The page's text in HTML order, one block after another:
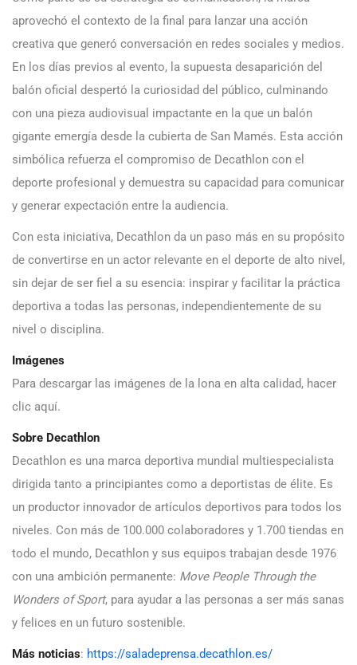
aprovechó el contexto de la final para lanzar una acción
creativa que generó conversación en redes sociales y medios.
En los días previos al evento, la supuesta desaparición del
balón oficial despertó la curiosidad del público, culminando
con una pieza audiovisual impactante en la que un balón
gigante emergía desde la cubierta de San Mamés. Esta acción
simbólica refuerza el compromiso de Decathlon con el
deporte profesional y demuestra su capacidad para comunicar
y generar expectación entre la audiencia.
Con esta iniciativa, Decathlon da un paso más en su propósito
de convertirse en un actor relevante en el deporte de alto nivel,
sin dejar de ser fiel a su esencia: inspirar y facilitar la práctica
deportiva a todas las personas, independientemente de su
nivel o disciplina.
Imágenes
Para descargar las imágenes de la lona en alta calidad, hacer
clic aquí.
Sobre Decathlon
Decathlon es una marca deportiva mundial multiespecialista
dirigida tanto a principiantes como a deportistas de élite. Es
un productor innovador de artículos deportivos para todos los
niveles. Con más de 100.000 colaboradores y 1.700 tiendas en
todo el mundo, Decathlon y sus equipos trabajan desde 1976
con una ambición permanente: Move People Through the
Wonders of Sport, para ayudar a las personas a ser más sanas
y felices en un futuro sostenible.
Más noticias: https://saladeprensa.decathlon.es/